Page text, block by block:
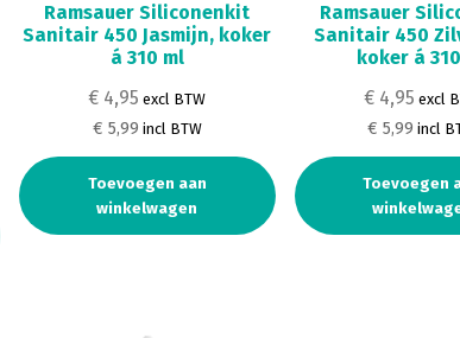
Ramsauer Siliconenkit
Sanitair 450 Jasmijn, koker
á 310 ml
€ 4,95 excl BTW
€ 5,99 incl BTW
Toevoegen aan
winkelwagen
Ramsauer
Sanitair 450
koker á
€ 4,95 excl
€ 5,99 incl
Toevoegen